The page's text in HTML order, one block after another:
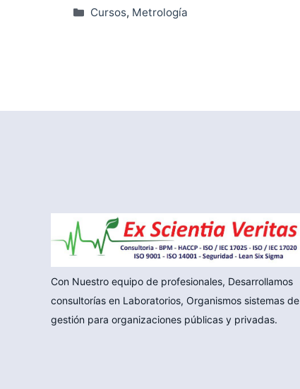
Categorías
Cursos, Metrología
Con Nuestro equipo de profesionales, Desarrollamos
consultorías en Laboratorios, Organismos sistemas de
gestión para organizaciones públicas y privadas.